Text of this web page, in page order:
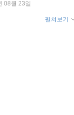
08월 23일
펼쳐보기